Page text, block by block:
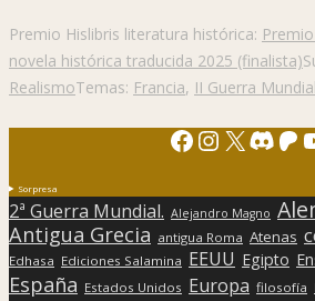
Premio Hislibris literatura histórica:
novela histórica traducida 2025 (finalista)
RealismoTemas: Francia, II Guerra Mundial
Facebook
X
Sorpresa
2ª Guerra Mundial. Alejandro Magno
Antigua Grecia antigua Roma Atenas
Edhasa Ediciones Salamina EEUU Egipto
España Estados Unidos Europa filosofía